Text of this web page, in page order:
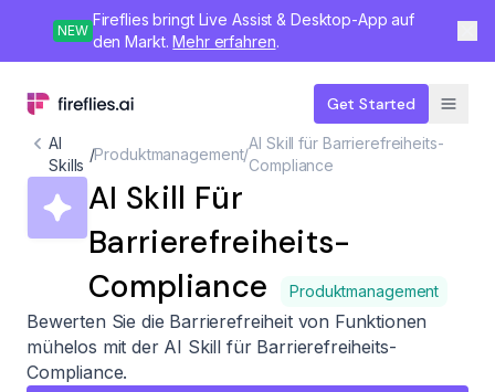
NEW
Fireflies bringt Live Assist & Desktop-App auf
den Markt.Mehr erfahren.
Get Started
AI
Skills
/Produktmanagement/
AI Skill für Barrierefreiheits-
Compliance
AI Skill Für
Barrierefreiheits-
Compliance
Produktmanagement
Bewerten Sie die Barrierefreiheit von Funktionen
mühelos mit der AI Skill für Barrierefreiheits-
Compliance.